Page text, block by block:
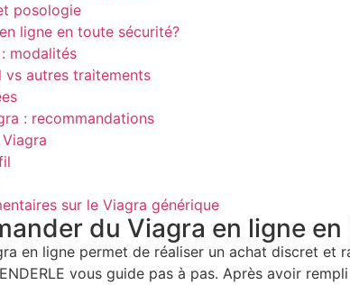
posologie
ligne en toute sécurité?
modalités
vs autres traitements
: recommandations
sur le Viagra générique
du Viagra en ligne en
en ligne permet de réaliser un achat discret et
vous guide pas à pas. Après avoir